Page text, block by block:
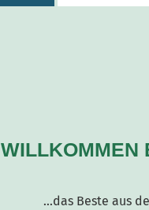
WILLKOMMEN
...das Beste aus